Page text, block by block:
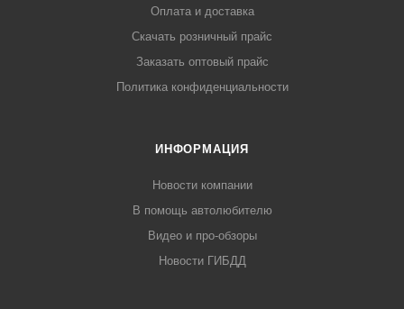
Оплата и доставка
Скачать розничный прайс
Заказать оптовый прайс
Политика конфиденциальности
ИНФОРМАЦИЯ
Новости компании
В помощь автолюбителю
Видео и про-обзоры
Новости ГИБДД